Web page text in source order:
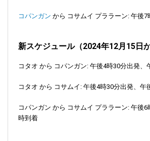
コパンガン から コサムイ プララーン: 午後7
新スケジュール（2024年12月15日
コタオ から コパンガン: 午後4時30分出発、
コタオ から コサムイ: 午後4時30分出発、午
コパンガン から コサムイ プララーン: 午後6
時到着